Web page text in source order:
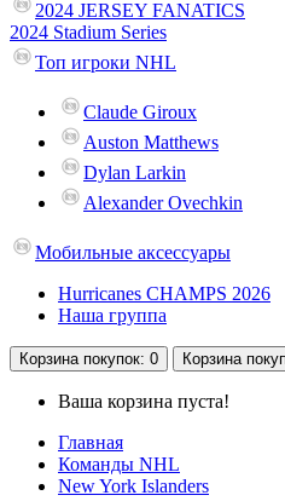
2024 JERSEY FANATICS
2024 Stadium Series
Топ игроки NHL
Claude Giroux
Auston Matthews
Dylan Larkin
Alexander Ovechkin
Мобильные аксессуары
Hurricanes CHAMPS 2026
Наша группа
Корзина покупок: 0 Корзина
Ваша корзина пуста!
Главная
Команды NHL
New York Islanders